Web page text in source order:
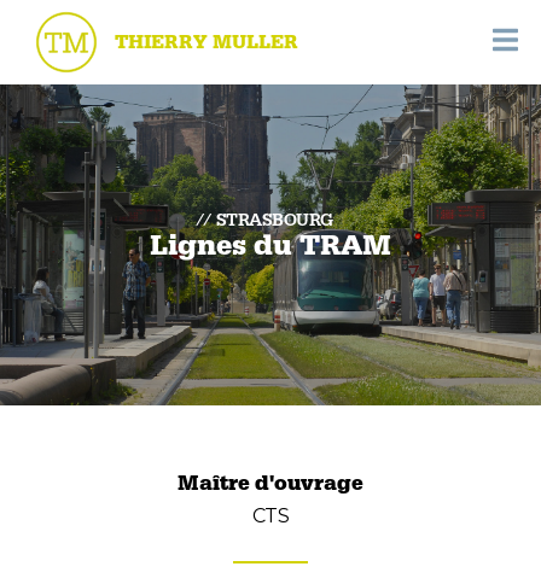
THIERRY MULLER
STRASBOURG
Lignes du TRAM
Maître d'ouvrage
CTS